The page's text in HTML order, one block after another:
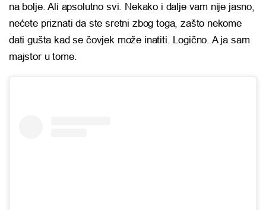
na bolje. Ali apsolutno svi. Nekako i dalje vam nije jasno,
nećete priznati da ste sretni zbog toga, zašto nekome
dati gušta kad se čovjek može inatiti. Logično. A ja sam
majstor u tome.